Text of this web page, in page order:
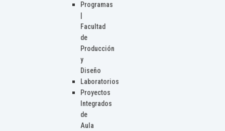
Programas
Facultad
de
Producción
y
Diseño
Laboratorios
Proyectos
Integrados
de
Aula